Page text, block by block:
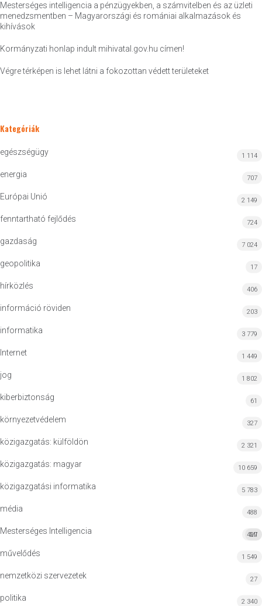
Mesterséges intelligencia a pénzügyekben, a számvitelben és az üzleti
menedzsmentben – Magyarországi és romániai alkalmazások és
kihívások
Kormányzati honlap indult mihivatal.gov.hu címen!
Végre térképen is lehet látni a fokozottan védett területeket
Kategóriák
egészségügy 1 114
energia 707
Európai Unió 2 149
fenntartható fejlődés 724
gazdaság 7 024
geopolitika 17
hírközlés 406
információ röviden 203
informatika 3 779
Internet 1 449
jog 1 802
kiberbiztonság 61
környezetvédelem 327
közigazgatás: külföldön 2 321
közigazgatás: magyar 10 659
közigazgatási informatika 5 783
média 488
Mesterséges Intelligencia MI
427
művelődés 1 549
nemzetközi szervezetek 27
politika 2 340